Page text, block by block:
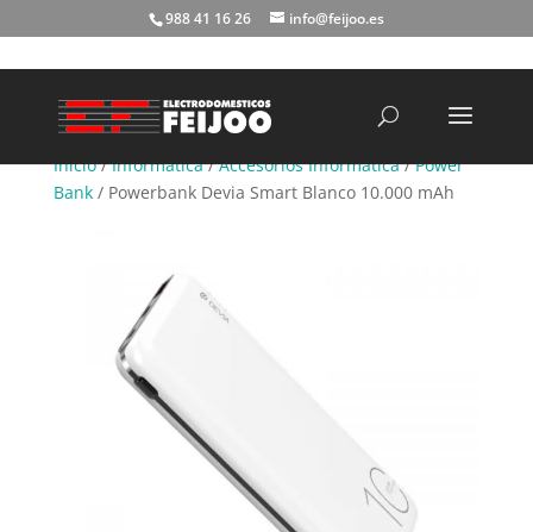
988 41 16 26 info@feijoo.es
Inicio/Informática/Accesorios Informática/Power
Bank/ Powerbank Devia Smart Blanco 10.000 mAh